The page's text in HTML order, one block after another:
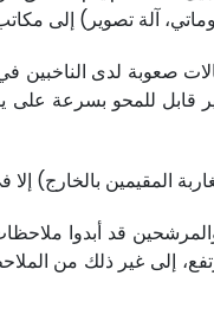
آلة تصوير) إلى
15 حالة، وفي حالتين تم رفض التصويت
إلى غير ذلك من